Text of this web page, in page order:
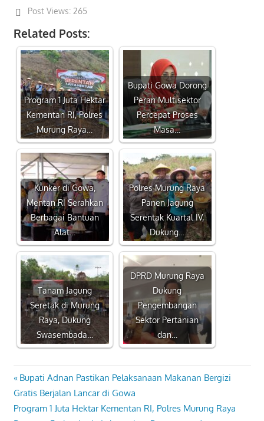
Post Views: 265
Related Posts:
Program 1 Juta Hektar
Kementan RI, Polres
Murung Raya…
Bupati Gowa Dorong
Peran Multisektor
Percepat Proses
Masa…
Kunker di Gowa,
Mentan RI Serahkan
Berbagai Bantuan
Alat…
Polres Murung Raya
Panen Jagung
Serentak Kuartal IV,
Dukung…
Tanam Jagung
Seretak di Murung
Raya, Dukung
Swasembada…
DPRD Murung Raya
Dukung
Pengembangan
Sektor Pertanian
dan…
Navigasi
pos
Previous
Post:
Bupati Adnan Pastikan Pelaksanaan Makanan Bergizi
Gratis Berjalan Lancar di Gowa
Next
Program 1 Juta Hektar Kementan RI, Polres Murung Raya